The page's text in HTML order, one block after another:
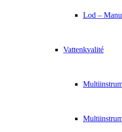
Lod –
Vattenkvalité